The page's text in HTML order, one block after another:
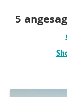
5